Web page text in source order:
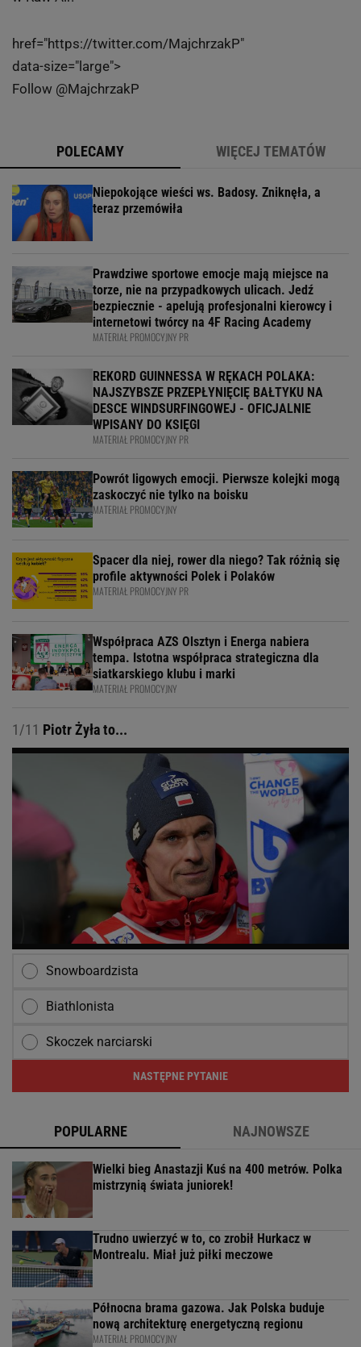
href="https://twitter.com/MajchrzakP"
data-size="large">
Follow @MajchrzakP
POLECAMY WIĘCEJ TEMATÓW
Niepokojące wieści ws. Badosy. Zniknęła, a
teraz przemówiła
Prawdziwe sportowe emocje mają miejsce na
torze, nie na przypadkowych ulicach. Jedź
bezpiecznie - apelują profesjonalni kierowcy i
internetowi twórcy na 4F Racing Academy
MATERIAŁ PROMOCYJNY PR
REKORD GUINNESSA W RĘKACH POLAKA:
NAJSZYBSZE PRZEPŁYNIĘCIĘ BAŁTYKU NA
DESCE WINDSURFINGOWEJ - OFICJALNIE
WPISANY DO KSIĘGI
MATERIAŁ PROMOCYJNY PR
Powrót ligowych emocji. Pierwsze kolejki mogą
zaskoczyć nie tylko na boisku
MATERIAŁ PROMOCYJNY
Spacer dla niej, rower dla niego? Tak różnią się
profile aktywności Polek i Polaków
MATERIAŁ PROMOCYJNY PR
Współpraca AZS Olsztyn i Energa nabiera
tempa. Istotna współpraca strategiczna dla
siatkarskiego klubu i marki
MATERIAŁ PROMOCYJNY
1/11 Piotr Żyła to...
Snowboardzista
Biathlonista
Skoczek narciarski
NASTĘPNE PYTANIE
POPULARNE NAJNOWSZE
Wielki bieg Anastazji Kuś na 400 metrów. Polka
mistrzynią świata juniorek!
Trudno uwierzyć w to, co zrobił Hurkacz w
Montrealu. Miał już piłki meczowe
Północna brama gazowa. Jak Polska buduje
nową architekturę energetyczną regionu
MATERIAŁ PROMOCYJNY